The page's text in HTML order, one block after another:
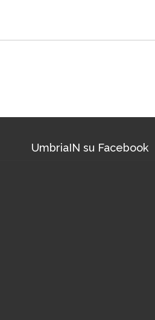
UmbriaIN su Facebook